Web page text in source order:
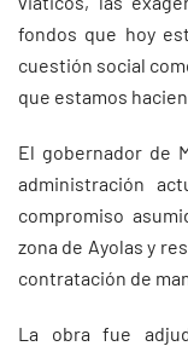
fondos que hoy
cuestión social
que estamos
El gobernador de
administración
compromiso
zona de Ayolas y
contratación de
La obra fue